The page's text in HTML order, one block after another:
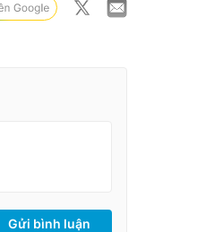
Gửi bình luận